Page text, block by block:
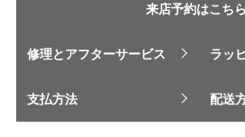
来店予約はこちら
修理とアフターサービス ラッ
支払方法 配送